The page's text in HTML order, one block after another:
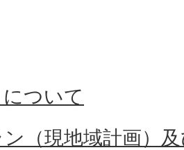
について
ン（現地域計画）